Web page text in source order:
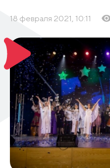
18 февраля 2021, 10:11